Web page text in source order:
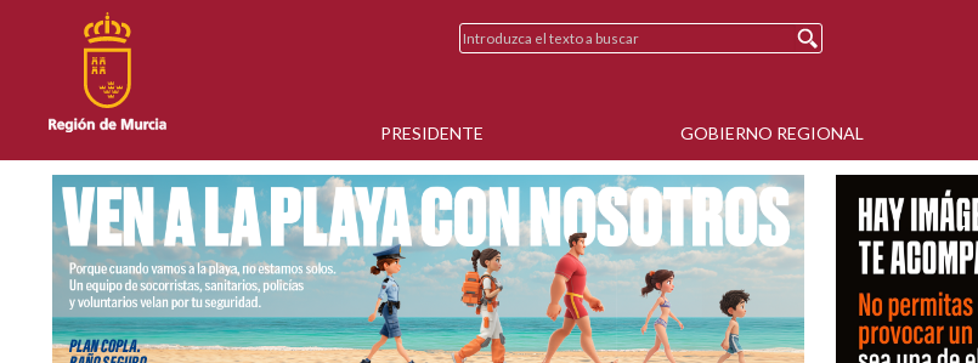
PRESIDENTE GOBIERNO REGIONAL